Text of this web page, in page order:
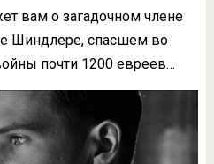
вам о загадочном члене
Шиндлере, спасшем во
почти 1200 евреев…